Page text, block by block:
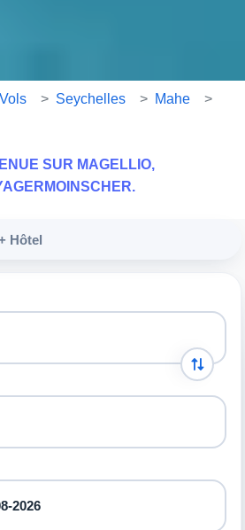
Vols > Seychelles > Mahe
>
SUR MAGELLIO,
Hôtel